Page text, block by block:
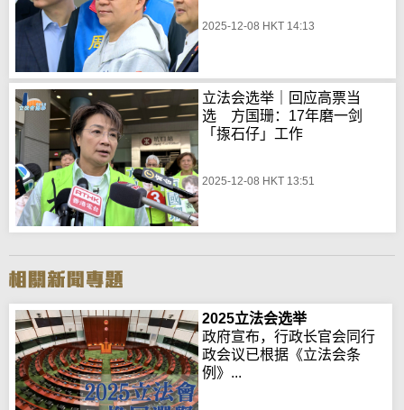
2025-12-08 HKT 14:13
立法会选举｜回应高票当
选 方国珊：17年磨一剑
「揼石仔」工作
2025-12-08 HKT 13:51
2025立法会选举
政府宣布，行政长官会同行
政会议已根据《立法会条
例》...